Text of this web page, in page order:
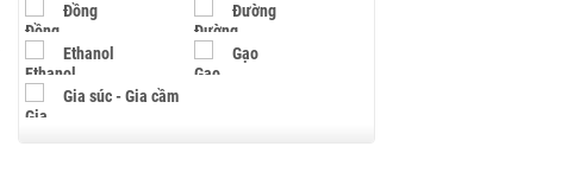
Đồng Đường
Ethanol Gạo
Gia súc - Gia cầm